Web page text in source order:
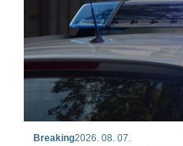
Breaking2026. 08. 07.